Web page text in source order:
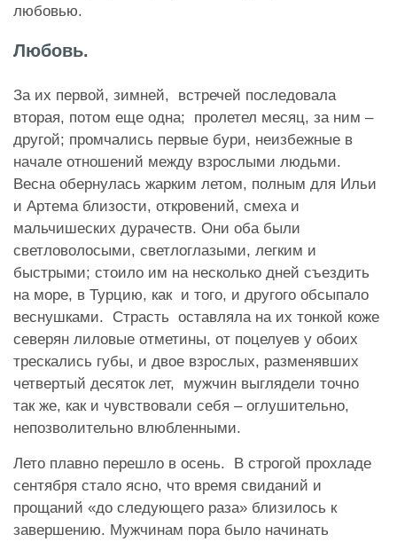
любовью.
Любовь.
За их первой, зимней, встречей последовала
вторая, потом еще одна; пролетел месяц, за ним –
другой; промчались первые бури, неизбежные в
начале отношений между взрослыми людьми.
Весна обернулась жарким летом, полным для Ильи
и Артема близости, откровений, смеха и
мальчишеских дурачеств. Они оба были
светловолосыми, светлоглазыми, легким и
быстрыми; стоило им на несколько дней съездить
на море, в Турцию, как и того, и другого обсыпало
веснушками. Страсть оставляла на их тонкой коже
северян лиловые отметины, от поцелуев у обоих
трескались губы, и двое взрослых, разменявших
четвертый десяток лет, мужчин выглядели точно
так же, как и чувствовали себя – оглушительно,
непозволительно влюбленными.
Лето плавно перешло в осень. В строгой прохладе
сентября стало ясно, что время свиданий и
прощаний «до следующего раза» близилось к
завершению. Мужчинам пора было начинать